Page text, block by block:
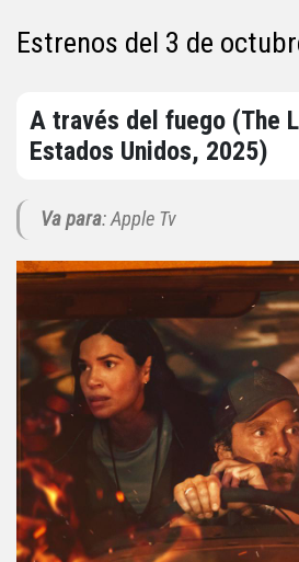
Estrenos del 3 de
A través del fuego (The
Estados Unidos, 2025)
Va para: Apple Tv